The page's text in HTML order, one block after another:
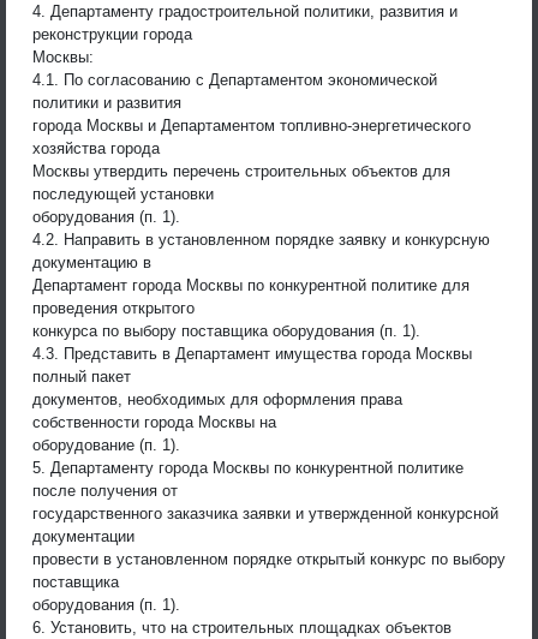
4. Департаменту градостроительной политики, развития и
реконструкции города
Москвы:
4.1. По согласованию с Департаментом экономической
политики и развития
города Москвы и Департаментом топливно-энергетического
хозяйства города
Москвы утвердить перечень строительных объектов для
последующей установки
оборудования (п. 1).
4.2. Направить в установленном порядке заявку и конкурсную
документацию в
Департамент города Москвы по конкурентной политике для
проведения открытого
конкурса по выбору поставщика оборудования (п. 1).
4.3. Представить в Департамент имущества города Москвы
полный пакет
документов, необходимых для оформления права
собственности города Москвы на
оборудование (п. 1).
5. Департаменту города Москвы по конкурентной политике
после получения от
государственного заказчика заявки и утвержденной конкурсной
документации
провести в установленном порядке открытый конкурс по выбору
поставщика
оборудования (п. 1).
6. Установить, что на строительных площадках объектов